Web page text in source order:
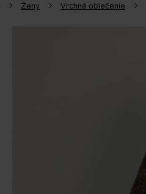
Ženy Vrchné oblečenie